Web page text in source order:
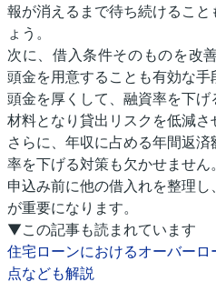
報が消えるまで待ち続けるこ
ょう。
次に、借入条件そのものを改
頭金を用意することも有効な手
頭金を厚くして、融資率を下
材料となり貸出リスクを低減さ
さらに、年収に占める年間返
率を下げる対策も欠かせません。
申込み前に他の借入れを整理
が重要になります。
▼この記事も読まれています
住宅ローンにおけるオーバー
点なども解説